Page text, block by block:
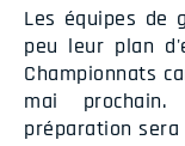
Les équipes de
peu leur plan
Championnats
mai
préparation